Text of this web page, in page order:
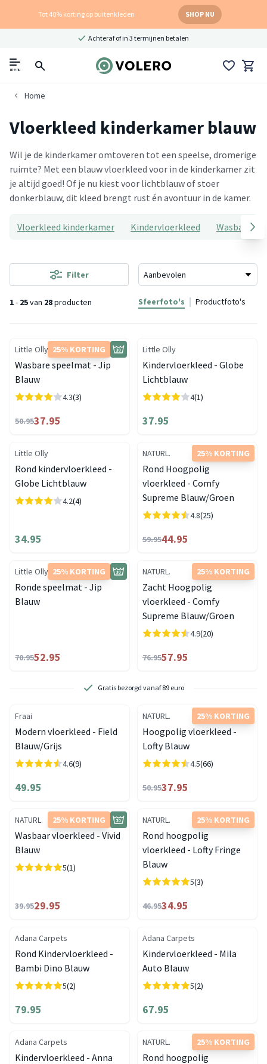
Tot 40% korting op buitenkleden SHOP NU
Achteraf of in 3 termijnen betalen
menu
Home
Vloerkleed kinderkamer blauw
Wil je de kinderkamer omtoveren tot een speelse, dromerige
ruimte? Met een blauw vloerkleed voor in de kinderkamer zit
je altijd goed! Of je nu kiest voor lichtblauw of stoer
donkerblauw, dit kleed brengt rust én avontuur in de kamer.
Vloerkleed kinderkamer Kindervloerkleed Wasbaar
1- 25van 28producten
Filter
Sfeerfoto's Productfoto's
25% KORTING
Little Olly
Wasbare speelmat - Jip
Blauw
4.3(3)
50.9537.95
Little Olly
Kindervloerkleed - Globe
Lichtblauw
4(1)
37.95
Little Olly
Rond kindervloerkleed -
Globe Lichtblauw
4.2(4)
34.95
25% KORTING
NATURL.
Rond Hoogpolig
vloerkleed - Comfy
Supreme Blauw/Groen
4.8(25)
59.9544.95
25% KORTING
Little Olly
Ronde speelmat - Jip
Blauw
70.9552.95
25% KORTING
NATURL.
Zacht Hoogpolig
vloerkleed - Comfy
Supreme Blauw/Groen
4.9(20)
76.9557.95
Gratis bezorgd vanaf 89 euro
Fraai
Modern vloerkleed - Field
Blauw/Grijs
4.6(9)
49.95
25% KORTING
NATURL.
Hoogpolig vloerkleed -
Lofty Blauw
4.5(66)
50.9537.95
25% KORTING
NATURL.
Wasbaar vloerkleed - Vivid
Blauw
5(1)
39.9529.95
25% KORTING
NATURL.
Rond hoogpolig
vloerkleed - Lofty Fringe
Blauw
5(3)
46.9534.95
Adana Carpets
Rond Kindervloerkleed -
Bambi Dino Blauw
5(2)
79.95
Adana Carpets
Kindervloerkleed - Mila
Auto Blauw
5(2)
67.95
Adana Carpets
Kindervloerkleed - Anna
25% KORTING
NATURL.
Rond hoogpolig